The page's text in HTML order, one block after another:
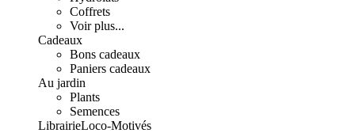
Coffrets
Voir plus...
Cadeaux
Bons cadeaux
Paniers cadeaux
Au jardin
Plants
Semences
LibrairieLoco-Motivés